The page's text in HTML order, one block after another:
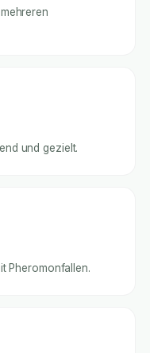
und gezielt.
Pheromonfallen.